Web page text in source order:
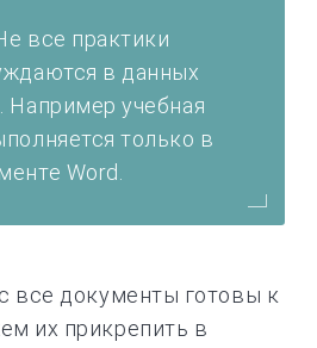
все практики
в данных
Например учебная
только в
Word.
все документы готовы к
их прикрепить в